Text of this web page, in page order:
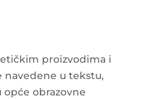
proizvodima i
u tekstu,
obrazovne